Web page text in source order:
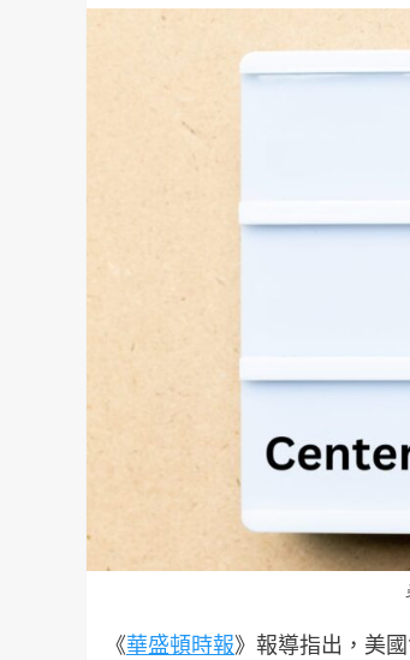
《華盛頓時報》報導指出，美